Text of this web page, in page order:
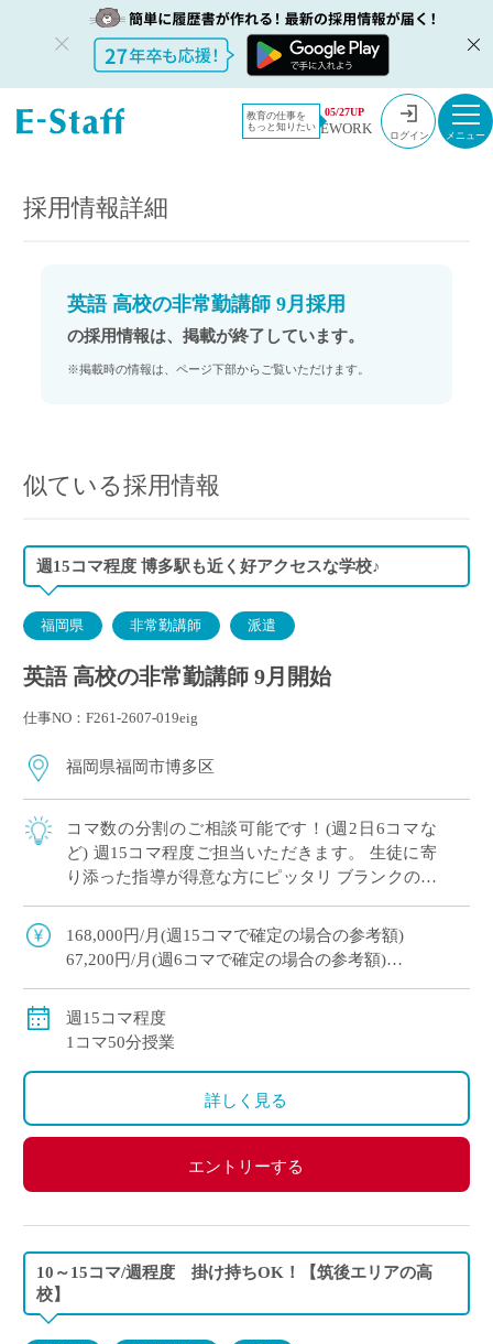
教育の仕事を
もっと知りたい
05/27UP
EWORK ログイン
教員採用情
報のイー・
採用情報
英語 高校の非常勤講師 9月採用
採用情報詳細
英語 高校の非常勤講師 9月採用
の採用情報は、掲載が終了しています。
※掲載時の情報は、ページ下部からご覧いただけます。
似ている採用情報
週15コマ程度 博多駅も近く好アクセスな学校♪
福岡県 非常勤講師 派遣
英語 高校の非常勤講師 9月開始
仕事NO：F261-2607-019eig
福岡県福岡市博多区
コマ数の分割のご相談可能です！(週2日6コマな
ど) 週15コマ程度ご担当いただきます。 生徒に寄
り添った指導が得意な方にピッタリ ブランクのあ
スキマ時間でご勤務してみませんか […]
168,000円/月(週15コマで確定の場合の参考額)
67,200円/月(週6コマで確定の場合の参考額)
週15コマ程度
1コマ50分授業
詳しく見る
エントリーする
10～15コマ/週程度 掛け持ちOK！【筑後エリアの高
校】